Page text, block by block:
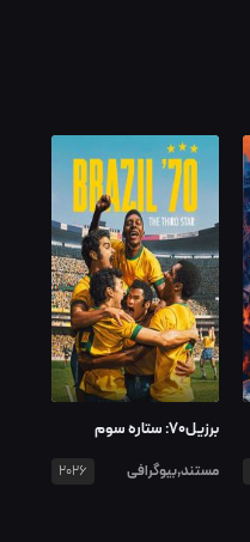
برزیل70: ستاره سوم
مستند,بیوگرافی 2026